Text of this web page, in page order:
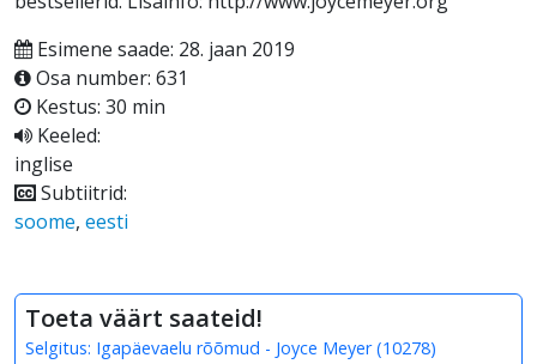
Esimene saade: 28. jaan 2019
Osa number: 631
Kestus: 30 min
Keeled:
inglise
Subtiitrid:
soome, eesti
Toeta väärt saateid!
Selgitus: Igapäevaelu rõõmud - Joyce Meyer(10278)